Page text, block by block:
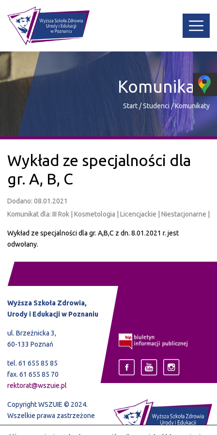
Komunikaty
Start/Studenci /Komunikaty
Wykład ze specjalności dla
gr. A, B, C
Dodano: 08.01.2021
Komunikat dla: III Rok | Kosmetologia | Licencjackie | Niestacjonarne |
Wykład ze specjalności dla gr. A,B,C z dn. 8.01.2021 r. jest
odwołany.
Wyższa Szkoła Zdrowia,
Urody i Edukacji w Poznaniu
ul. Brzeźnicka 3,
60-133 Poznań
tel. 61 655 85 85
fax. 61 655 85 70
rektorat@wszuie.pl
Copyright WSZUIE © 2024.
Wszelkie prawa zastrzeżone